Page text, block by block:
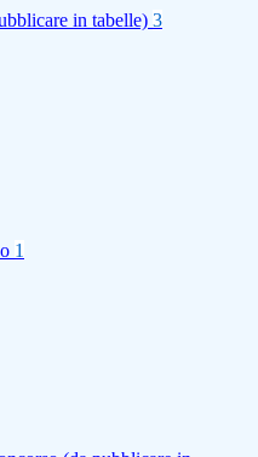
in tabelle) 3
1